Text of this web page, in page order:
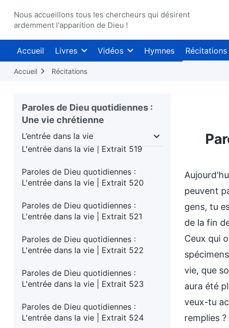
Nous accueillons tous les chercheurs qui désirent
ardemment l'apparition de Dieu !
Accueil Livres Vidéos Hymnes Récitations
Accueil Récitations
Paroles de Dieu quotidiennes :
Une vie chrétienne
L’entrée dans la vie
L’entrée dans la vie Destinations et
L'entrée dans la vie | Extrait 515
L'entrée dans la vie | Extrait 516
Paroles de Dieu quotidiennes :
Paroles de Dieu quotidiennes :
L'entrée dans la vie | Extrait 518
Paroles de Dieu quotidiennes :
L'entrée dans la vie | Extrait 519
Paroles de Dieu quotidiennes :
L'entrée dans la vie | Extrait 520
Paroles de Dieu quotidiennes :
L'entrée dans la vie | Extrait 521
Paroles de Dieu quotidiennes :
L'entrée dans la vie | Extrait 522
Paroles de Dieu quotidiennes :
L'entrée dans la vie | Extrait 523
Paroles de Dieu quotidiennes :
L'entrée dans la vie | Extrait 524
peuvent
gens, tu
de la fin
Ceux qui
vie, que
aura été
veux-tu
remplies